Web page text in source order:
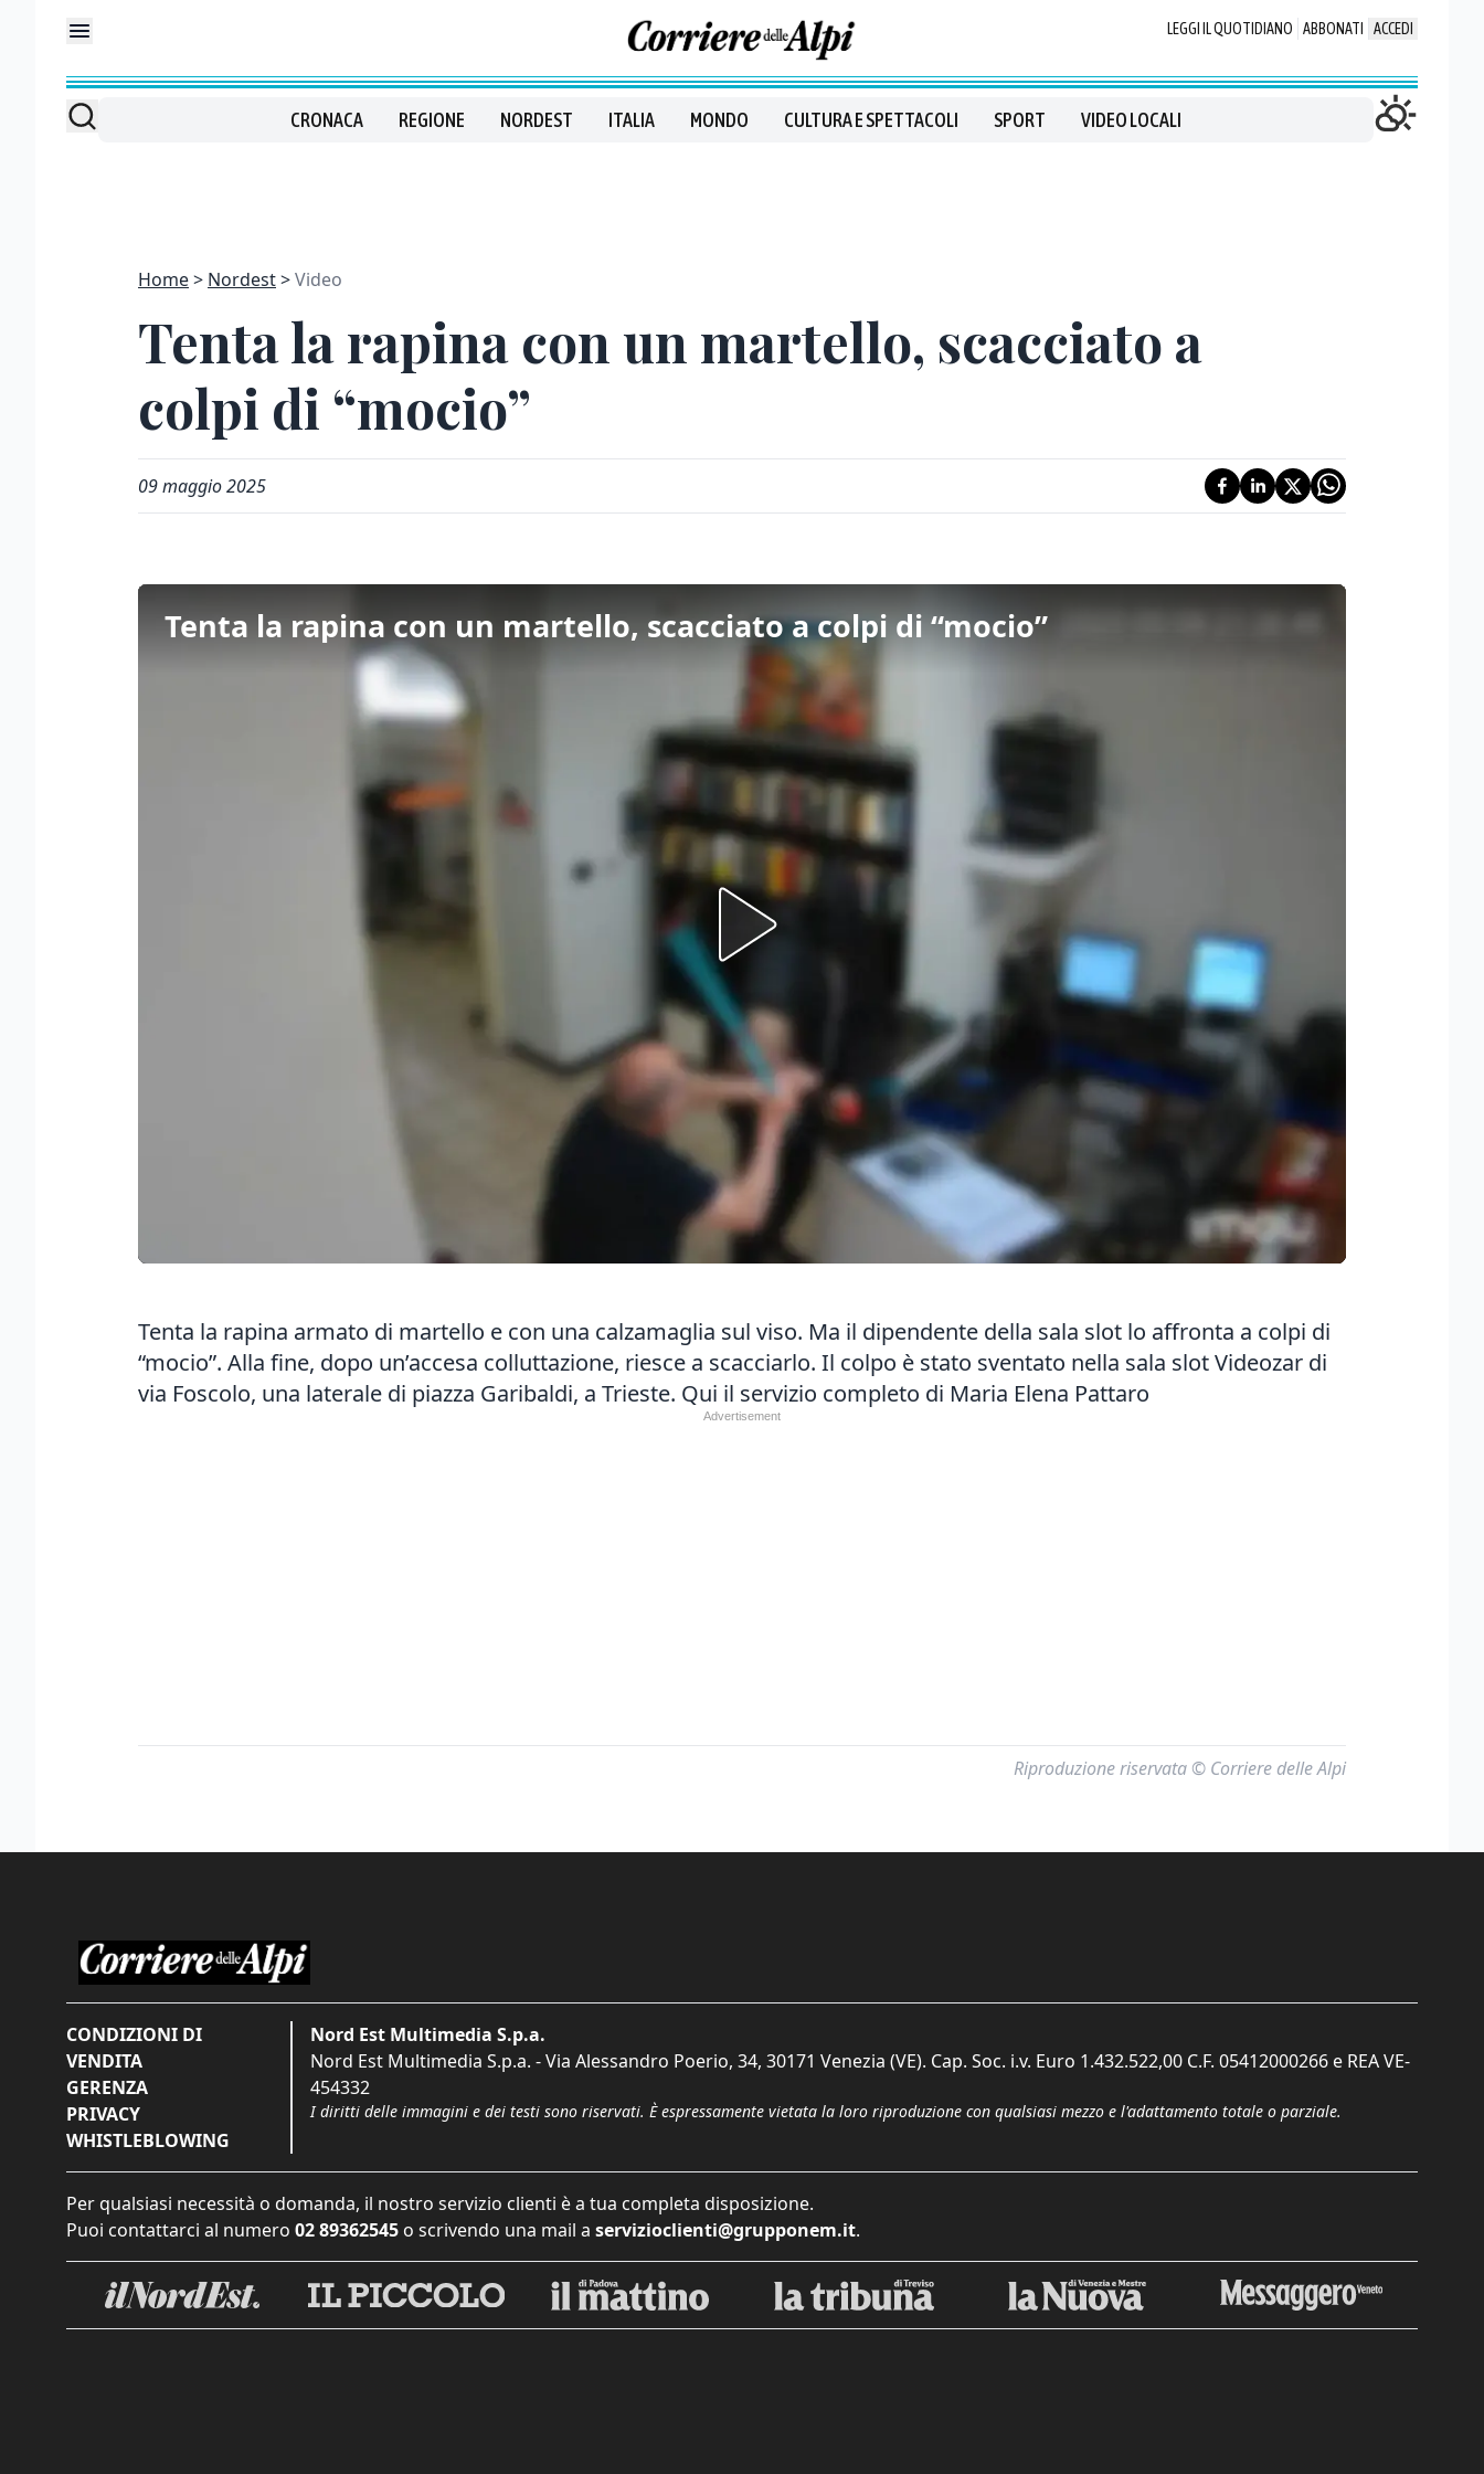
LEGGI IL QUOTIDIANO ABBONATI ACCEDI
CRONACA REGIONE NORDEST ITALIA MONDO CULTURA E SPETTACOLI SPORT VIDEO LOCALI
Home Nordest Video
Tenta la rapina con un martello, scacciato a
colpi di “mocio”
09 maggio 2025
Tenta la rapina con un martello, scacciato a colpi di “mocio”
Tenta la rapina armato di martello e con una calzamaglia sul viso. Ma il dipendente della sala slot lo affronta a colpi di
“mocio”. Alla fine, dopo un’accesa colluttazione, riesce a scacciarlo. Il colpo è stato sventato nella sala slot Videozar di
via Foscolo, una laterale di piazza Garibaldi, a Trieste. Qui il servizio completo di Maria Elena Pattaro
Riproduzione riservata © Corriere delle Alpi
CONDIZIONI DI
VENDITA
GERENZA
PRIVACY
WHISTLEBLOWING
Nord Est Multimedia S.p.a.
Nord Est Multimedia S.p.a. - Via Alessandro Poerio, 34, 30171 Venezia (VE). Cap. Soc. i.v. Euro 1.432.522,00 C.F. 05412000266 e REA VE-
454332
I diritti delle immagini e dei testi sono riservati. È espressamente vietata la loro riproduzione con qualsiasi mezzo e l'adattamento totale o parziale.
Per qualsiasi necessità o domanda, il nostro servizio clienti è a tua completa disposizione.
Puoi contattarci al numero 02 89362545 o scrivendo una mail a servizioclienti@grupponem.it.